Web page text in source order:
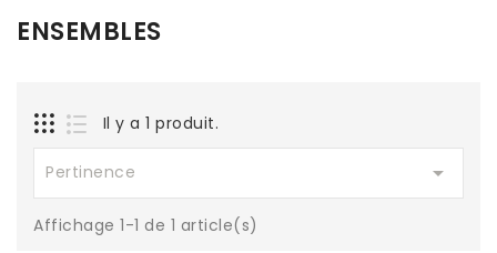
ENSEMBLES
Il y a 1 produit.
Pertinence 
Affichage 1-1 de 1 article(s)